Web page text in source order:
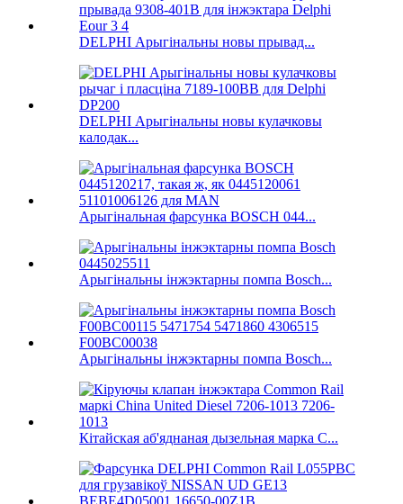
DELPHI Арыгінальны новы прывад...
DELPHI Арыгінальны новы кулачковы
калодак...
Арыгінальная фарсунка BOSCH 044...
Арыгінальны інжэктарны помпа Bosch...
Арыгінальны інжэктарны помпа Bosch...
Кітайская аб'яднаная дызельная марка C...